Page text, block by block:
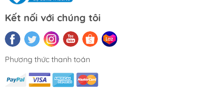
Kết nối với chúng tôi
Phương thức thanh toán